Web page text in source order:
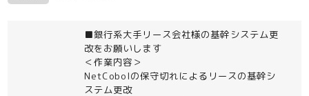
■銀行系大手リース会社様の基幹システム更
改をお願いします
＜作業内容＞
NetCobolの保守切れによるリースの基幹シ
ステム更改